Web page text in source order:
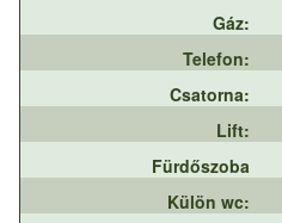
Gáz:
Telefon:
Csatorna:
Lift:
Fürdőszoba
Külön wc: